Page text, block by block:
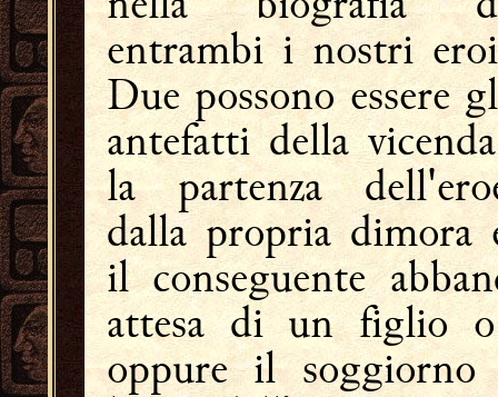
entrambi i nostri
Due possono essere
antefatti della
la partenza
dalla propria dimora
il conseguente
attesa di un figlio
oppure il